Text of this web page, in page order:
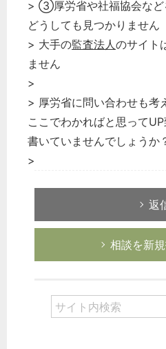
> ③厚労省や社福協会など
どうしても見つかりません
> 大手の監査法人のサイト
ません
>
> 厚労省に問い合わせも考
ここでわかればと思って
書いていませんでしょうか
>
返
相談を新